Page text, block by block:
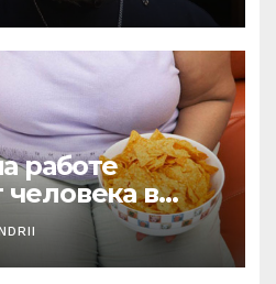
работе
в
вот в чем дело!